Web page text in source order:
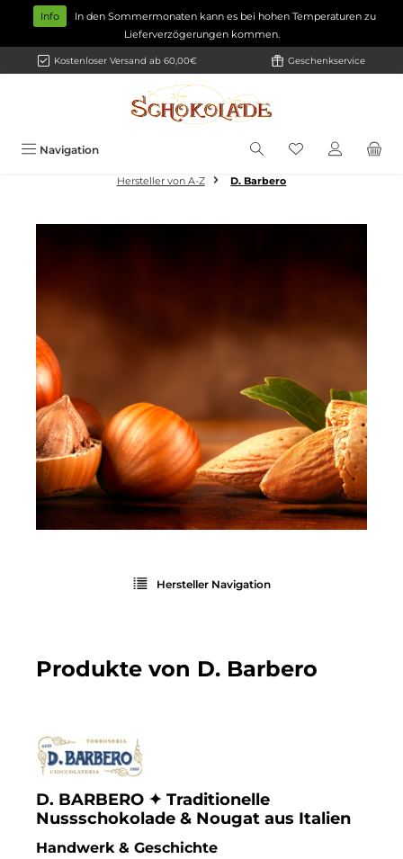
Zum Hauptinhalt springen
Info
In den Sommermonaten kann es bei hohen Temperaturen zu
Lieferverzögerungen kommen.
Kostenloser Versand ab 60,00€ Geschenkservice
Navigation
Hersteller von A-Z D. Barbero
Hersteller Navigation
Produkte von D. Barbero
D. BARBERO ✦ Traditionelle
Nussschokolade & Nougat aus Italien
Handwerk & Geschichte